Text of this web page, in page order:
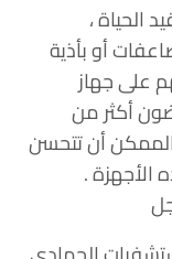
الحياة ،
أو بأذية
على جهاز
أكثر من
الممكن أن تتحسن
.